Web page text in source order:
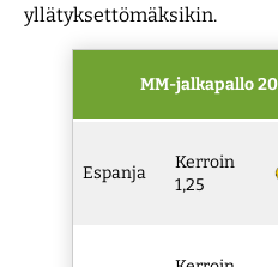
yllätyksettömäksikin.
MM-jalkapallo
Espanja
Kerroin
1,25